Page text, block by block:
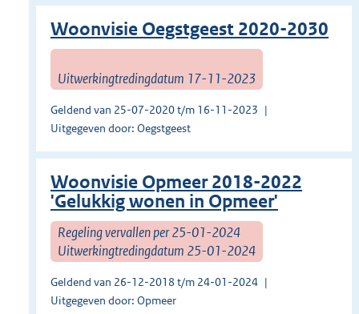
Woonvisie Oegstgeest 2020-2030
Uitwerkingtredingdatum 17-11-2023
Geldend van 25-07-2020 t/m 16-11-2023
Uitgegeven door: Oegstgeest
Woonvisie Opmeer 2018-2022
'Gelukkig wonen in Opmeer'
Regeling vervallen per 25-01-2024
Uitwerkingtredingdatum 25-01-2024
Geldend van 26-12-2018 t/m 24-01-2024
Uitgegeven door: Opmeer